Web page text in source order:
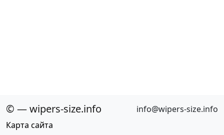
© — wipers-size.info
info@wipers-size.info
Карта сайта